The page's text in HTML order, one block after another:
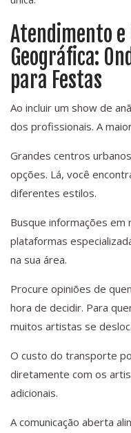
Atendimento
Geográfica:
para Festas
Ao incluir um show de
dos profissionais. A
Grandes centros
opções. Lá, você
diferentes estilos.
Busque informações
plataformas
na sua área.
Procure opiniões de
hora de decidir. Para
muitos artistas se
O custo do transporte
diretamente com os
adicionais.
A comunicação aberta